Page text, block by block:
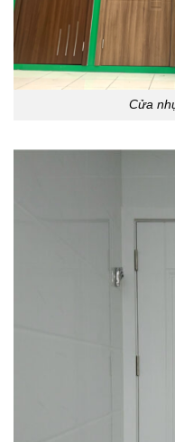
Cửa